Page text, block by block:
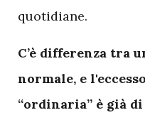
quotidiane.
C’è differenza tra
normale, e
“ordinaria” è già